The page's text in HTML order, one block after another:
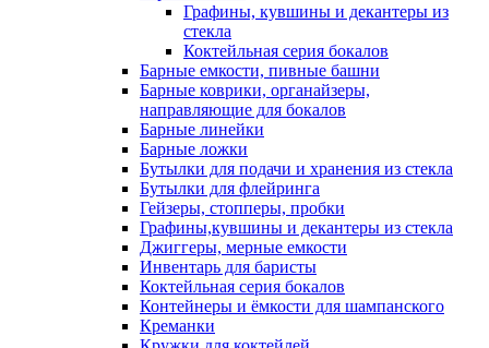
Графины, кувшины и декантеры из
стекла
Коктейльная серия бокалов
Барные емкости, пивные башни
Барные коврики, органайзеры,
направляющие для бокалов
Барные линейки
Барные ложки
Бутылки для подачи и хранения из стекла
Бутылки для флейринга
Гейзеры, стопперы, пробки
Графины,кувшины и декантеры из стекла
Джиггеры, мерные емкости
Инвентарь для баристы
Коктейльная серия бокалов
Контейнеры и ёмкости для шампанского
Креманки